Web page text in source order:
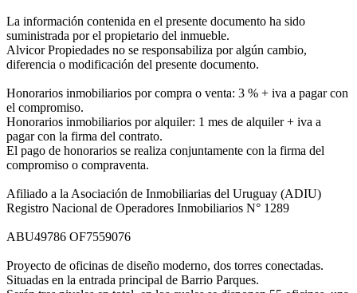
La información contenida en el presente documento ha sido
suministrada por el propietario del inmueble.
Alvicor Propiedades no se responsabiliza por algún cambio,
diferencia o modificación del presente documento.
Honorarios inmobiliarios por compra o venta: 3 % + iva a pagar con
el compromiso.
Honorarios inmobiliarios por alquiler: 1 mes de alquiler + iva a
pagar con la firma del contrato.
El pago de honorarios se realiza conjuntamente con la firma del
compromiso o compraventa.
Afiliado a la Asociación de Inmobiliarias del Uruguay (ADIU)
Registro Nacional de Operadores Inmobiliarios N° 1289
ABU49786 OF7559076
Proyecto de oficinas de diseño moderno, dos torres conectadas.
Situadas en la entrada principal de Barrio Parques.